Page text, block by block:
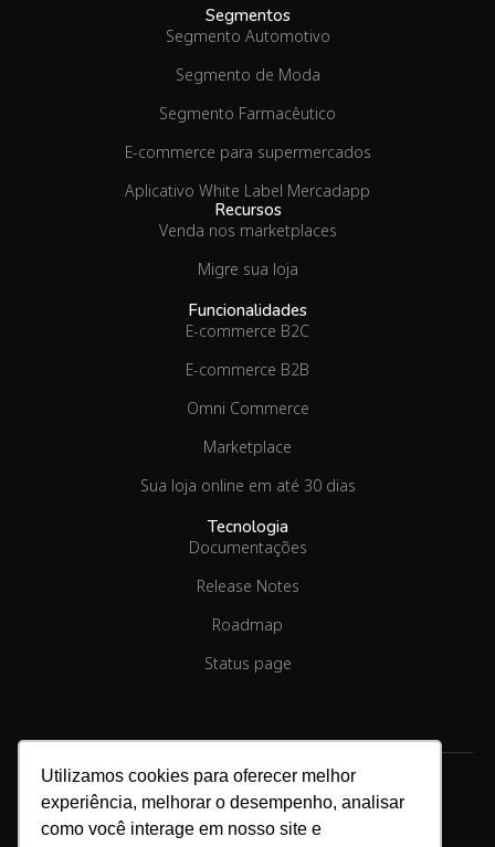
Utilizamos cookies para oferecer melhor
experiência, melhorar o desempenho, analisar
como você interage em nosso site e
Segmentos
Segmento Automotivo
Segmento de Moda
Segmento Farmacêutico
E-commerce para supermercados
Aplicativo White Label Mercadapp
Recursos
Venda nos marketplaces
Migre sua loja
Funcionalidades
E-commerce B2C
E-commerce B2B
Omni Commerce
Marketplace
Sua loja online em até 30 dias
Tecnologia
Documentações
Release Notes
Roadmap
Status page
Copyright © 2026.Linx Commerce